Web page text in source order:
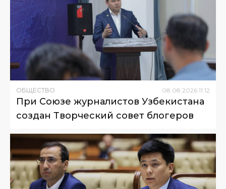
ОБЩЕСТВО 08.08.2026 11:12
При Союзе журналистов Узбекистана
создан Творческий совет блогеров